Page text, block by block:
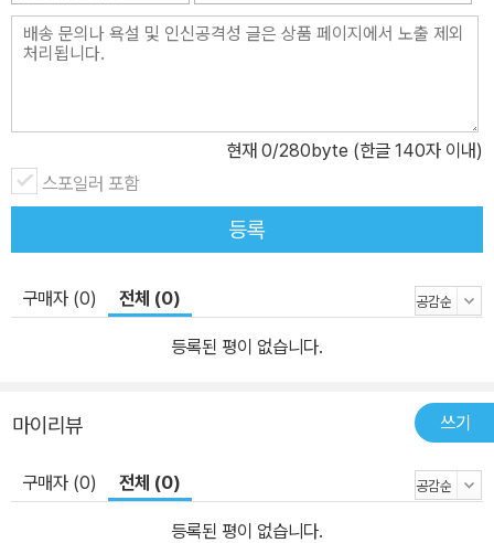
현재 0/280byte (한글 140자 이내)
스포일러 포함
등록
구매자 (0) 전체 (0)
등록된 평이 없습니다.
마이리뷰 쓰기
구매자 (0) 전체 (0)
등록된 평이 없습니다.